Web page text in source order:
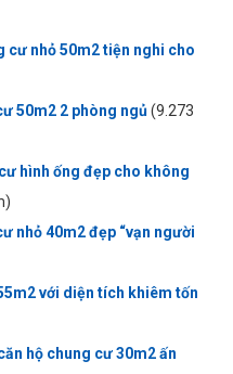
cư nhỏ 50m2 tiện nghi cho
50m2 2 phòng ngủ(9.273
hình ống đẹp cho không
nhỏ 40m2 đẹp “vạn người
với diện tích khiêm tốn
hộ chung cư 30m2 ấn